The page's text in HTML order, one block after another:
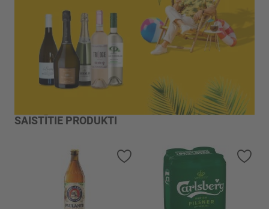
SAISTĪTIE PRODUKTI
Pievienot vēlmju sarakstam